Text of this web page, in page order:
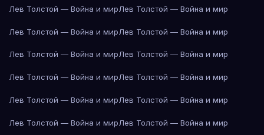
Лев Толстой — Война и мирЛев Толстой — Война и мир
Лев Толстой — Война и мирЛев Толстой — Война и мир
Лев Толстой — Война и мирЛев Толстой — Война и мир
Лев Толстой — Война и мирЛев Толстой — Война и мир
Лев Толстой — Война и мирЛев Толстой — Война и мир
Лев Толстой — Война и мирЛев Толстой — Война и мир